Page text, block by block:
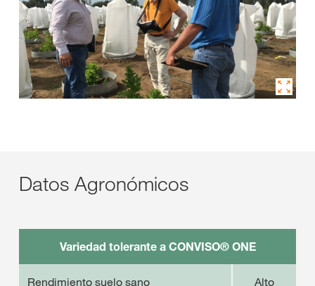
Datos Agronómicos
Variedad tolerante a CONVISO® ONE
Rendimiento suelo sano Alto